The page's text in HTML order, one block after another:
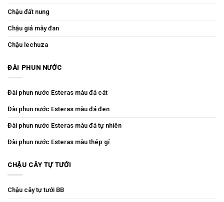
Chậu đất nung
Chậu giả mây đan
Chậu lechuza
ĐÀI PHUN NƯỚC
Đài phun nước Esteras màu đá cát
Đài phun nước Esteras màu đá đen
Đài phun nước Esteras màu đá tự nhiên
Đài phun nước Esteras màu thép gỉ
CHẬU CÂY TỰ TƯỚI
Chậu cây tự tưới BB